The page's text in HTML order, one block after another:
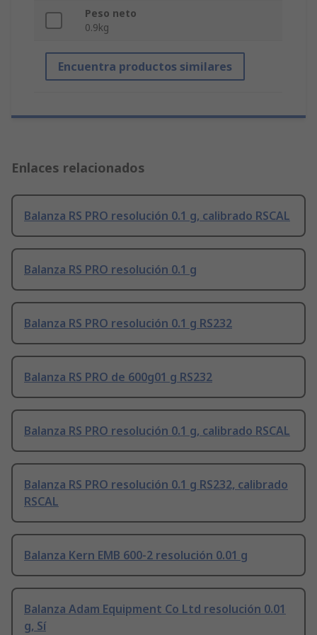
Peso neto
0.9kg
Encuentra productos similares
Enlaces relacionados
Balanza RS PRO resolución 0.1 g, calibrado RSCAL
Balanza RS PRO resolución 0.1 g
Balanza RS PRO resolución 0.1 g RS232
Balanza RS PRO de 600g01 g RS232
Balanza RS PRO resolución 0.1 g, calibrado RSCAL
Balanza RS PRO resolución 0.1 g RS232, calibrado
RSCAL
Balanza Kern EMB 600-2 resolución 0.01 g
Balanza Adam Equipment Co Ltd resolución 0.01
g, Sí